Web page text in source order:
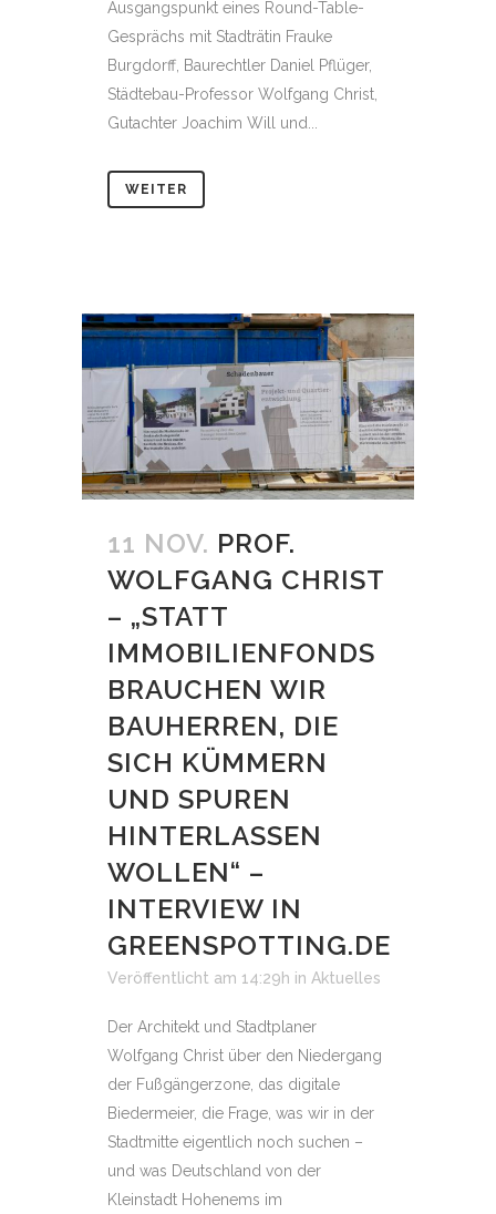
Ausgangspunkt eines Round-Table-
Gesprächs mit Stadträtin Frauke
Burgdorff, Baurechtler Daniel Pflüger,
Städtebau-Professor Wolfgang Christ,
Gutachter Joachim Will und...
WEITER
11 NOV. PROF.
WOLFGANG CHRIST
– „STATT
IMMOBILIENFONDS
BRAUCHEN WIR
BAUHERREN, DIE
SICH KÜMMERN
UND SPUREN
HINTERLASSEN
WOLLEN“ –
INTERVIEW IN
GREENSPOTTING.DE
Veröffentlicht am 14:29h in Aktuelles
Der Architekt und Stadtplaner
Wolfgang Christ über den Niedergang
der Fußgängerzone, das digitale
Biedermeier, die Frage, was wir in der
Stadtmitte eigentlich noch suchen –
und was Deutschland von der
Kleinstadt Hohenems im